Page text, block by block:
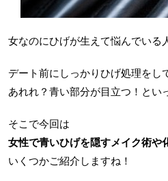
女なのにひげが生えて悩んでいる
デート前にしっかりひげ処理をし
あれれ？青い部分が目立つ！とい
そこで今回は
女性で青いひげを隠すメイク術や
いくつかご紹介しますね！